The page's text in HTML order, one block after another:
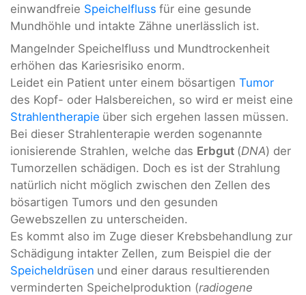
einwandfreie Speichelfluss für eine gesunde
Mundhöhle und intakte Zähne unerlässlich ist.
Mangelnder Speichelfluss und Mundtrockenheit
erhöhen das Kariesrisiko enorm.
Leidet ein Patient unter einem bösartigen Tumor
des Kopf- oder Halsbereichen, so wird er meist eine
Strahlentherapie über sich ergehen lassen müssen.
Bei dieser Strahlenterapie werden sogenannte
ionisierende Strahlen, welche das Erbgut (DNA) der
Tumorzellen schädigen. Doch es ist der Strahlung
natürlich nicht möglich zwischen den Zellen des
bösartigen Tumors und den gesunden
Gewebszellen zu unterscheiden.
Es kommt also im Zuge dieser Krebsbehandlung zur
Schädigung intakter Zellen, zum Beispiel die der
Speicheldrüsen und einer daraus resultierenden
verminderten Speichelproduktion (radiogene